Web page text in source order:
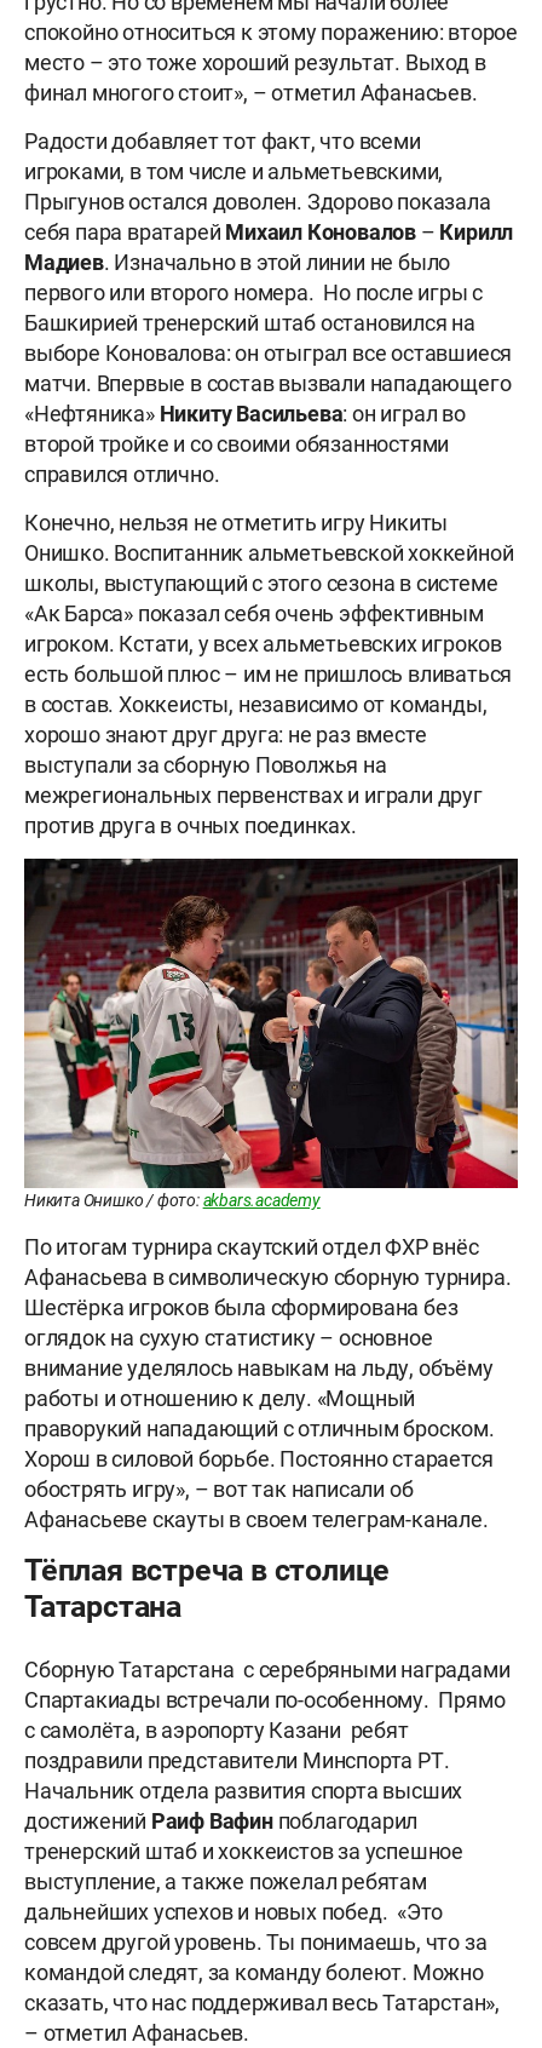
спокойно относиться к этому поражению: второе
место – это тоже хороший результат. Выход в
финал многого стоит», – отметил Афанасьев.
Радости добавляет тот факт, что всеми
игроками, в том числе и альметьевскими,
Прыгунов остался доволен. Здорово показала
себя пара вратарей Михаил Коновалов – Кирилл
Мадиев. Изначально в этой линии не было
первого или второго номера. Но после игры с
Башкирией тренерский штаб остановился на
выборе Коновалова: он отыграл все оставшиеся
матчи. Впервые в состав вызвали нападающего
«Нефтяника» Никиту Васильева: он играл во
второй тройке и со своими обязанностями
справился отлично.
Конечно, нельзя не отметить игру Никиты
Онишко. Воспитанник альметьевской хоккейной
школы, выступающий с этого сезона в системе
«Ак Барса» показал себя очень эффективным
игроком. Кстати, у всех альметьевских игроков
есть большой плюс – им не пришлось вливаться
в состав. Хоккеисты, независимо от команды,
хорошо знают друг друга: не раз вместе
выступали за сборную Поволжья на
межрегиональных первенствах и играли друг
против друга в очных поединках.
Никита Онишко / фото:akbars.academy
По итогам турнира скаутский отдел ФХР внёс
Афанасьева в символическую сборную турнира.
Шестёрка игроков была сформирована без
оглядок на сухую статистику – основное
внимание уделялось навыкам на льду, объёму
работы и отношению к делу. «Мощный
праворукий нападающий с отличным броском.
Хорош в силовой борьбе. Постоянно старается
обострять игру», – вот так написали об
Афанасьеве скауты в своем телеграм-канале.
Тёплая встреча в столице
Татарстана
Сборную Татарстана с серебряными наградами
Спартакиады встречали по-особенному. Прямо
с самолёта, в аэропорту Казани ребят
поздравили представители Минспорта РТ.
Начальник отдела развития спорта высших
достижений Раиф Вафин поблагодарил
тренерский штаб и хоккеистов за успешное
выступление, а также пожелал ребятам
дальнейших успехов и новых побед. «Это
совсем другой уровень. Ты понимаешь, что за
командой следят, за команду болеют. Можно
сказать, что нас поддерживал весь Татарстан»,
– отметил Афанасьев.